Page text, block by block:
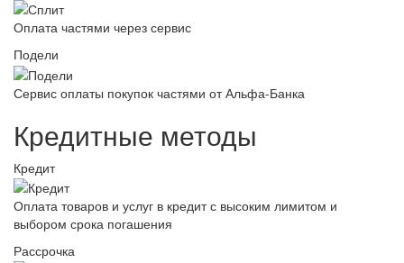
Оплата частями через сервис
Подели
Сервис оплаты покупок частями от Альфа-Банка
Кредитные методы
Кредит
Оплата товаров и услуг в кредит с высоким лимитом и
выбором срока погашения
Рассрочка